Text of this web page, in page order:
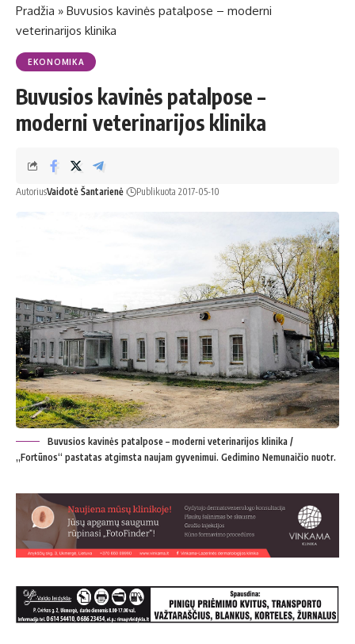
Pradžia » Buvusios kavinės patalpose – moderni
veterinarijos klinika
EKONOMIKA
Buvusios kavinės patalpose –
moderni veterinarijos klinika
AutoriusVaidotė Šantarienė Publikuota 2017-05-10
Buvusios kavinės patalpose – moderni veterinarijos klinika /
„Fortūnos“ pastatas atgimsta naujam gyvenimui. Gedimino Nemunaičio nuotr.